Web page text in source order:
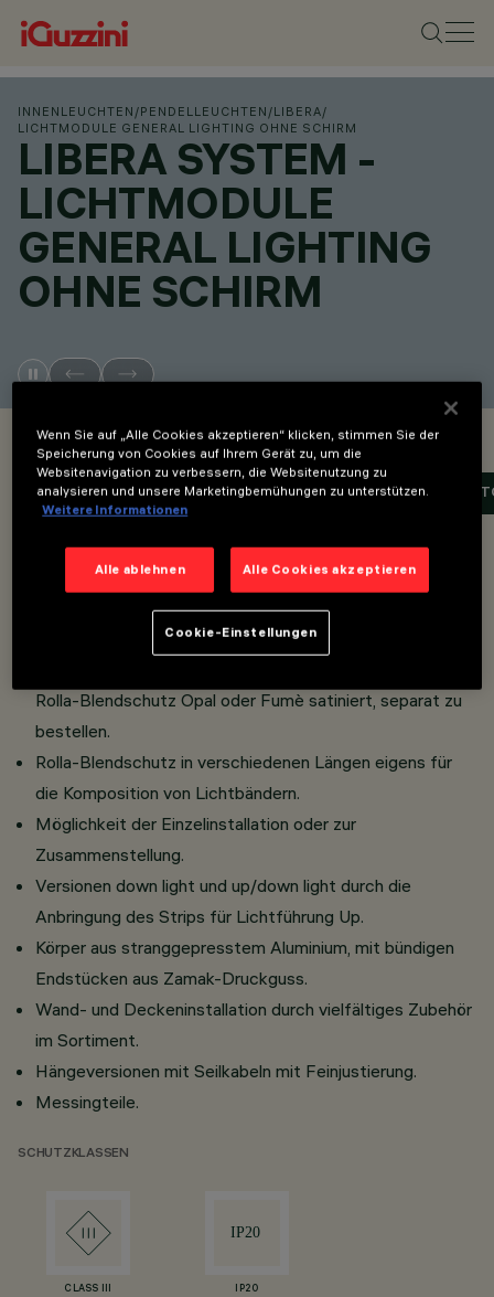
INNENLEUCHTEN /PENDELLEUCHTEN /LIBERA/
LICHTMODULE GENERAL LIGHTING OHNE SCHIRM
LIBERA SYSTEM -
LICHTMODULE
GENERAL LIGHTING
OHNE SCHIRM
OVERVIEW
PRODUKTCODES ANZEIGEN LAYOUT-
Overview
Modulares Beleuchtungssystem für Lichtbandsysteme.
Rolla-Blendschutz Opal oder Fumè satiniert, separat zu
bestellen.
Rolla-Blendschutz in verschiedenen Längen eigens für
die Komposition von Lichtbändern.
Möglichkeit der Einzelinstallation oder zur
Zusammenstellung.
Versionen down light und up/down light durch die
Anbringung des Strips für Lichtführung Up.
Körper aus stranggepresstem Aluminium, mit bündigen
Endstücken aus Zamak-Druckguss.
Wand- und Deckeninstallation durch vielfältiges Zubehör
im Sortiment.
Hängeversionen mit Seilkabeln mit Feinjustierung.
Messingteile.
SCHUTZKLASSEN
CLASS III IP20
Wenn Sie auf „Alle Cookies akzeptieren“ klicken, stimmen Sie der
Speicherung von Cookies auf Ihrem Gerät zu, um die
Websitenavigation zu verbessern, die Websitenutzung zu
analysieren und unsere Marketingbemühungen zu unterstützen.
Weitere Informationen
Alle ablehnen Alle Cookies akzeptieren
Cookie-Einstellungen